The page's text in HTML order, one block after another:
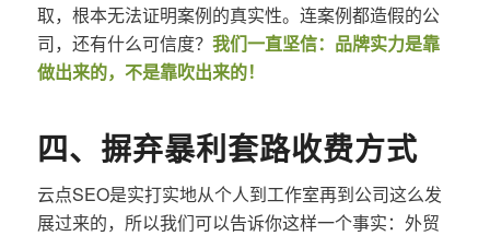
取，根本无法证明案例的真实性。连案例都造假的公
司，还有什么可信度？ 我们一直坚信：品牌实力是靠
做出来的，不是靠吹出来的！
四、摒弃暴利套路收费方式
云点SEO是实打实地从个人到工作室再到公司这么发
展过来的，所以我们可以告诉你这样一个事实：外贸